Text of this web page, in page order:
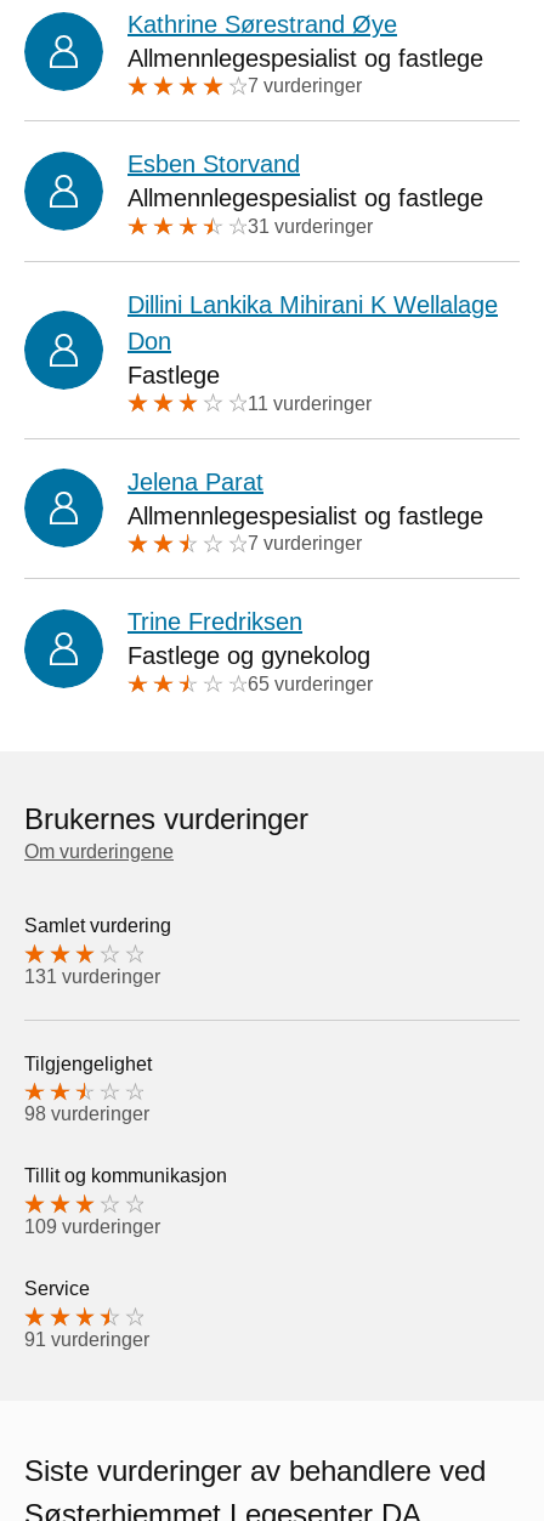
Kathrine Sørestrand Øye
Allmennlegespesialist og fastlege
7 vurderinger
Esben Storvand
Allmennlegespesialist og fastlege
31 vurderinger
Dillini Lankika Mihirani K Wellalage
Don
Fastlege
11 vurderinger
Jelena Parat
Allmennlegespesialist og fastlege
7 vurderinger
Trine Fredriksen
Fastlege og gynekolog
65 vurderinger
Brukernes vurderinger
Om vurderingene
Samlet vurdering
131 vurderinger
Tilgjengelighet
98 vurderinger
Tillit og kommunikasjon
109 vurderinger
Service
91 vurderinger
Siste vurderinger av behandlere ved
Søsterhjemmet Legesenter DA